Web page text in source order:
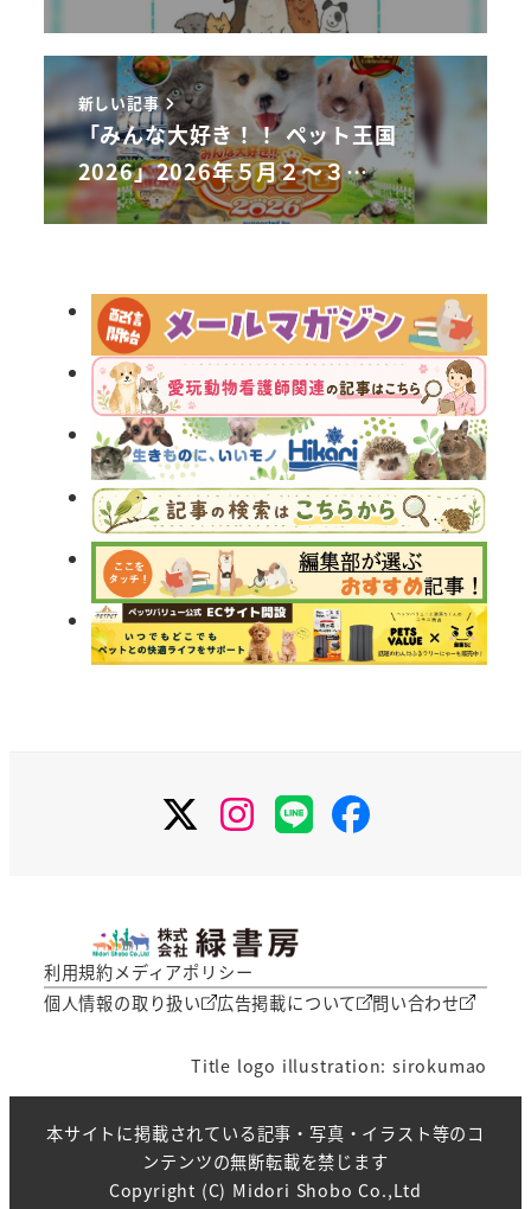
新しい記事
「みんな大好き！！ ペット王国
2026」2026年５月２～３…
Instagram
LINE Facebook
利用規約メディアポリシー
個人情報の取り扱い
広告掲載について 問い合わせ
Title logo illustration: sirokumao
本サイトに掲載されている記事・写真・イラスト等のコ
ンテンツの無断転載を禁じます
Copyright (C) Midori Shobo Co.,Ltd